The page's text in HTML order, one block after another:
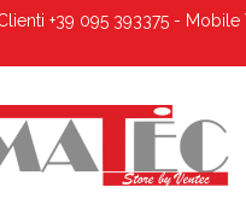
+39 095 393375 -